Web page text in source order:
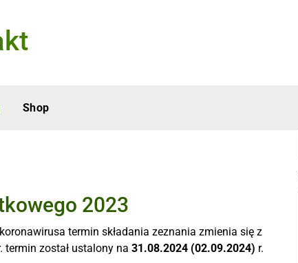
Shop
2023
termin składania zeznania zmienia się z
termin został ustalony na 31.08.2024 (02.09.2024) r.